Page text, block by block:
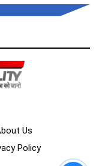
Us
Policy